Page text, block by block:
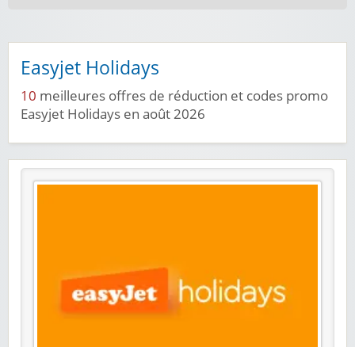
Easyjet Holidays
10 meilleures offres de réduction et codes promo
Easyjet Holidays en août 2026